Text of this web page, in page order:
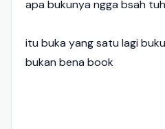
apa bukunya ngga bsah tuh
itu buka yang satu lagi
bukan bena book